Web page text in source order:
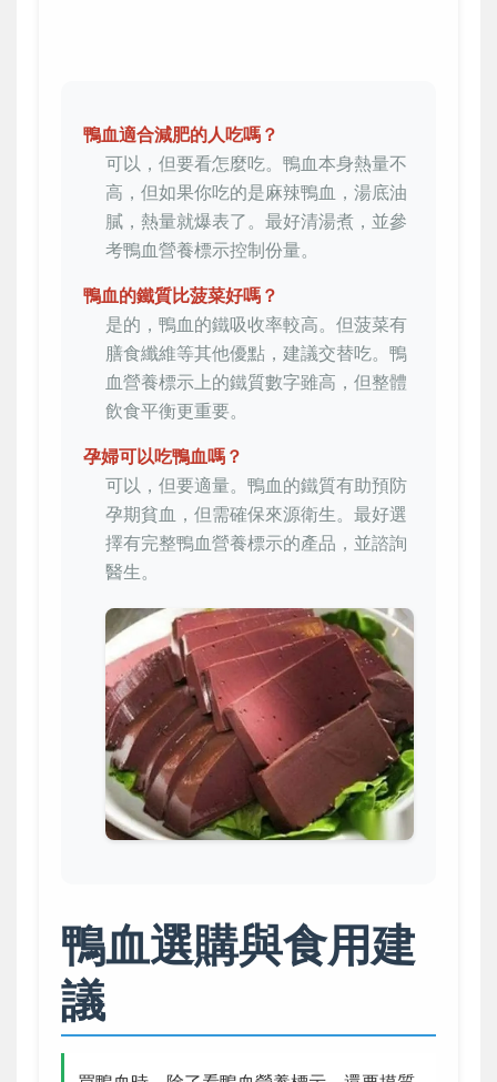
鴨血適合減肥的人吃嗎？
可以，但要看怎麼吃。鴨血本身熱量不
高，但如果你吃的是麻辣鴨血，湯底油
膩，熱量就爆表了。最好清湯煮，並參
考鴨血營養標示控制份量。
鴨血的鐵質比菠菜好嗎？
是的，鴨血的鐵吸收率較高。但菠菜有
膳食纖維等其他優點，建議交替吃。鴨
血營養標示上的鐵質數字雖高，但整體
飲食平衡更重要。
孕婦可以吃鴨血嗎？
可以，但要適量。鴨血的鐵質有助預防
孕期貧血，但需確保來源衛生。最好選
擇有完整鴨血營養標示的產品，並諮詢
醫生。
鴨血選購與食用建
議